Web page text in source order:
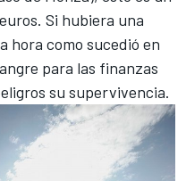
Si hubiera una
hora como sucedió en
para las finanzas
su supervivencia.